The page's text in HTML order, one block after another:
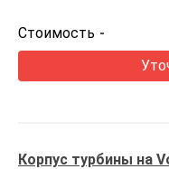
Стоимость -
Корпус турбины на